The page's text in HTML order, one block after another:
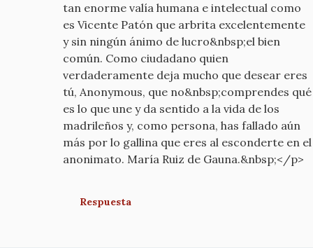
tan enorme valía humana e intelectual como
es Vicente Patón que arbrita excelentemente
y sin ningún ánimo de lucro&nbsp;el bien
común. Como ciudadano quien
verdaderamente deja mucho que desear eres
tú, Anonymous, que no&nbsp;comprendes qué
es lo que une y da sentido a la vida de los
madrileños y, como persona, has fallado aún
más por lo gallina que eres al esconderte en el
anonimato. María Ruiz de Gauna.&nbsp;</p>
Respuesta